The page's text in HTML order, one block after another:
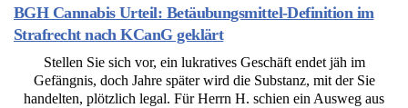
BGH Cannabis Urteil: Betäubungsmittel-Definition im
Strafrecht nach KCanG geklärt
Stellen Sie sich vor, ein lukratives Geschäft endet jäh im
Gefängnis, doch Jahre später wird die Substanz, mit der Sie
handelten, plötzlich legal. Für Herrn H. schien ein Ausweg aus